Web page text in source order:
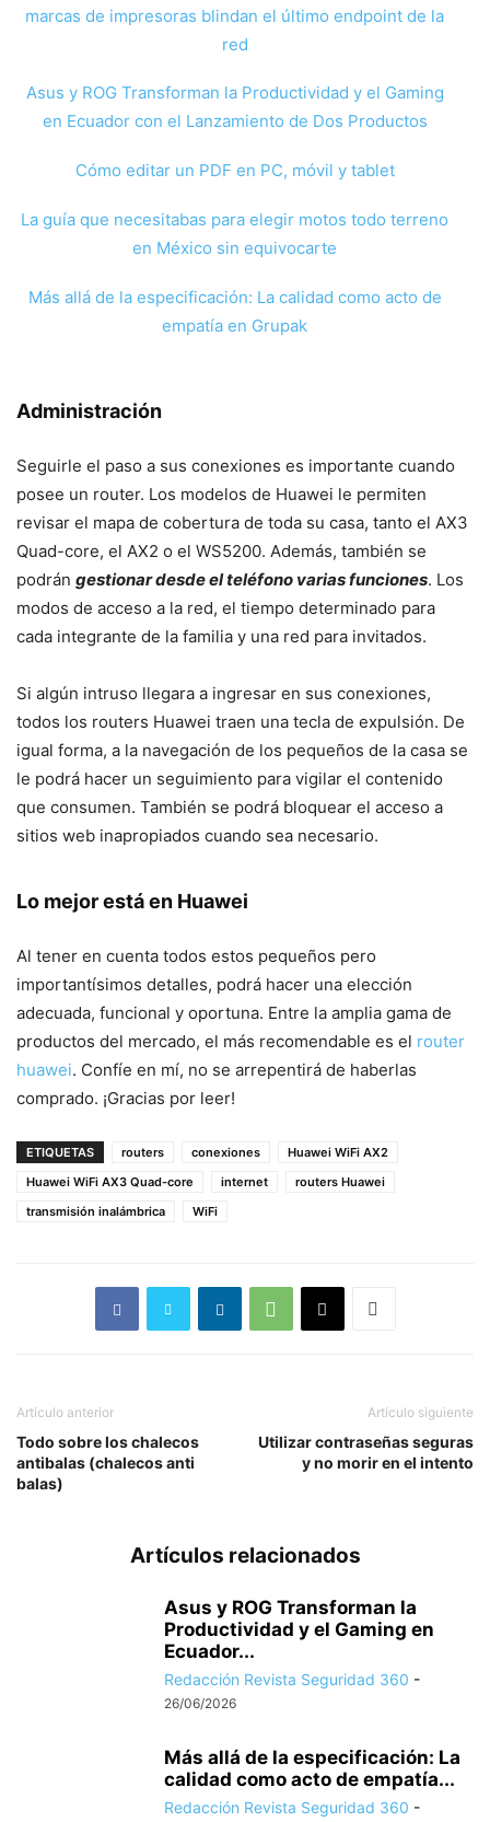
marcas de impresoras blindan el último endpoint de la
red
Asus y ROG Transforman la Productividad y el Gaming
en Ecuador con el Lanzamiento de Dos Productos
Cómo editar un PDF en PC, móvil y tablet
La guía que necesitabas para elegir motos todo terreno
en México sin equivocarte
Más allá de la especificación: La calidad como acto de
empatía en Grupak
Administración
Seguirle el paso a sus conexiones es importante cuando
posee un router. Los modelos de Huawei le permiten
revisar el mapa de cobertura de toda su casa, tanto el AX3
Quad-core, el AX2 o el WS5200. Además, también se
podrán gestionar desde el teléfono varias funciones. Los
modos de acceso a la red, el tiempo determinado para
cada integrante de la familia y una red para invitados.
Si algún intruso llegara a ingresar en sus conexiones,
todos los routers Huawei traen una tecla de expulsión. De
igual forma, a la navegación de los pequeños de la casa se
le podrá hacer un seguimiento para vigilar el contenido
que consumen. También se podrá bloquear el acceso a
sitios web inapropiados cuando sea necesario.
Lo mejor está en Huawei
Al tener en cuenta todos estos pequeños pero
importantísimos detalles, podrá hacer una elección
adecuada, funcional y oportuna. Entre la amplia gama de
productos del mercado, el más recomendable es el router
huawei. Confíe en mí, no se arrepentirá de haberlas
comprado. ¡Gracias por leer!
ETIQUETAS routers conexiones
Huawei WiFi AX2
Huawei WiFi AX3 Quad-core
internet
routers Huawei
transmisión inalámbrica
WiFi
Artículo anterior
Todo sobre los chalecos
antibalas (chalecos anti
balas)
Artículo siguiente
Utilizar contraseñas seguras
y no morir en el intento
Artículos relacionados
Asus y ROG Transforman la
Productividad y el Gaming en
Ecuador...
Redacción Revista Seguridad 360 -
26/06/2026
Más allá de la especificación: La
calidad como acto de empatía...
Redacción Revista Seguridad 360 -